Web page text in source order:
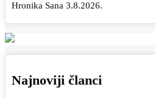
Hronika Sana 3.8.2026.
Najnoviji članci